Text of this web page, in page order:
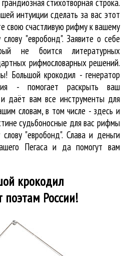
интуиции сделать за вас этот
свою счастливую рифму к вашему
"евробонд". Заявите о себе
не боится литературных
рифмословарных решений.
Большой крокодил - генератор
- помогает раскрыть ваш
даёт вам все инструменты для
словам, в том числе - здесь и
судьбоносные для вас рифмы
"евробонд". Слава и деньги
Пегаса и да помогут вам
крокодил
поэтам России!